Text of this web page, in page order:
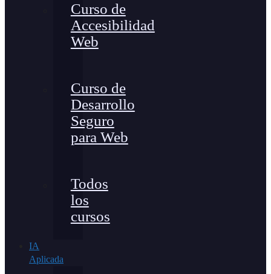
Curso de
Accesibilidad
Web
Curso de
Desarrollo
Seguro
para Web
Todos
los
cursos
IA
Aplicada